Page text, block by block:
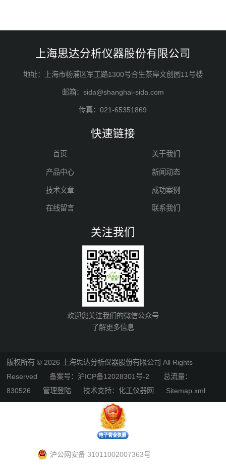
上海思达分析仪器股份有限公司
地址：上海市杨浦区军工路1300号合生茶岸文创园11号楼
邮箱：sida@shanghai-sida.com
传真：021-65351869
快速链接
首页 关于我们
产品中心 新闻动态
技术文章 成功案例
在线留言 联系我们
关注我们
欢迎您关注我们的微信公众号
了解更多信息
版权所有 © 2026 上海思达分析仪器股份有限公司 All Rights
Reserved备案号：沪ICP备12028301号-2
总流量：
830526 管理登陆 技术支持：化工仪器网 Sitemap.xml
沪公网安备 31011002007363号